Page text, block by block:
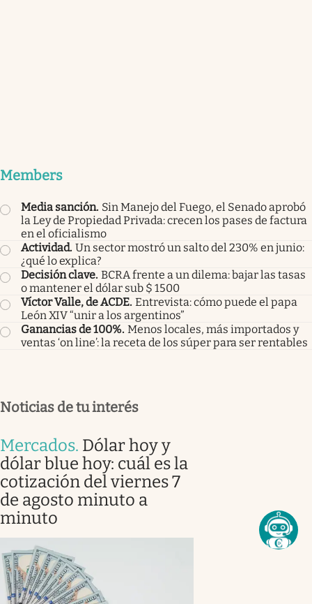
Members
Media sanción. Sin Manejo del Fuego, el Senado aprobó
la Ley de Propiedad Privada: crecen los pases de factura
en el oficialismo
Actividad. Un sector mostró un salto del 230% en junio:
¿qué lo explica?
Decisión clave. BCRA frente a un dilema: bajar las tasas
o mantener el dólar sub $ 1500
Víctor Valle, de ACDE. Entrevista: cómo puede el papa
León XIV “unir a los argentinos”
Ganancias de 100%. Menos locales, más importados y
ventas ‘on line’: la receta de los súper para ser rentables
Noticias de tu interés
Mercados. Dólar hoy y
dólar blue hoy: cuál es la
cotización del viernes 7
de agosto minuto a
minuto